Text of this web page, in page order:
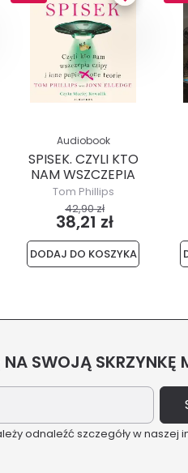
Audiobook
SPISEK. CZYLI KTO
NAM WSZCZEPIA
CZIPY I INNE...
Tom Phillips
42,90 zł
38,21 zł
DODAJ DO KOSZYKA
SWOJĄ SKRZYNKĘ
odnaleźć szczegóły w naszej